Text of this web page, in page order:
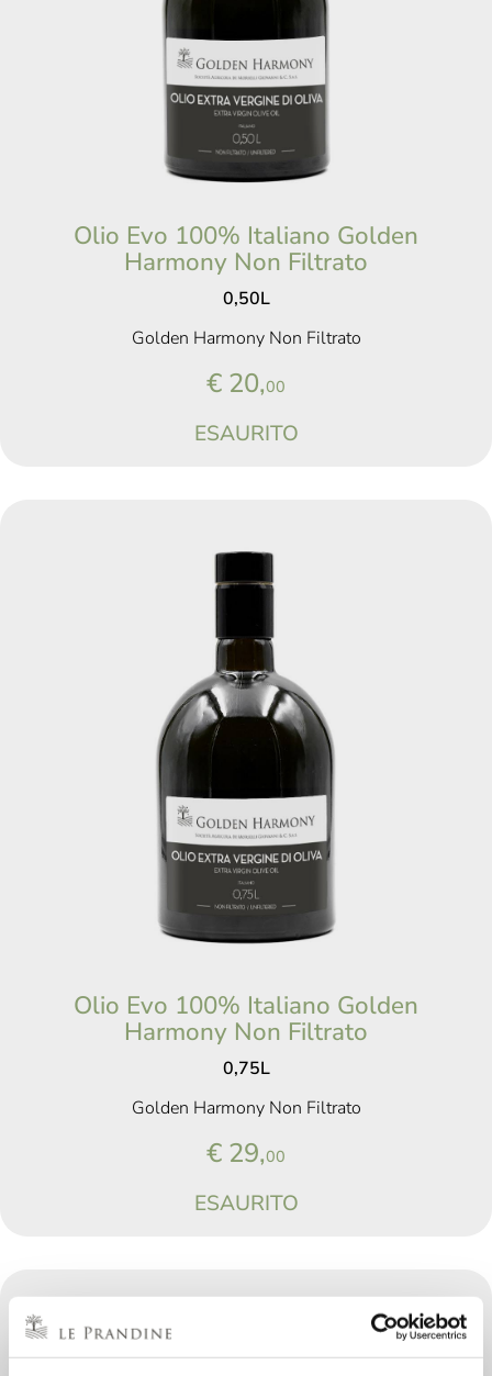
Olio Evo 100% Italiano Golden
Harmony Non Filtrato
0,50L
Golden Harmony Non Filtrato
€ 20,00
ESAURITO
Olio Evo 100% Italiano Golden
Harmony Non Filtrato
0,75L
Golden Harmony Non Filtrato
€ 29,00
ESAURITO